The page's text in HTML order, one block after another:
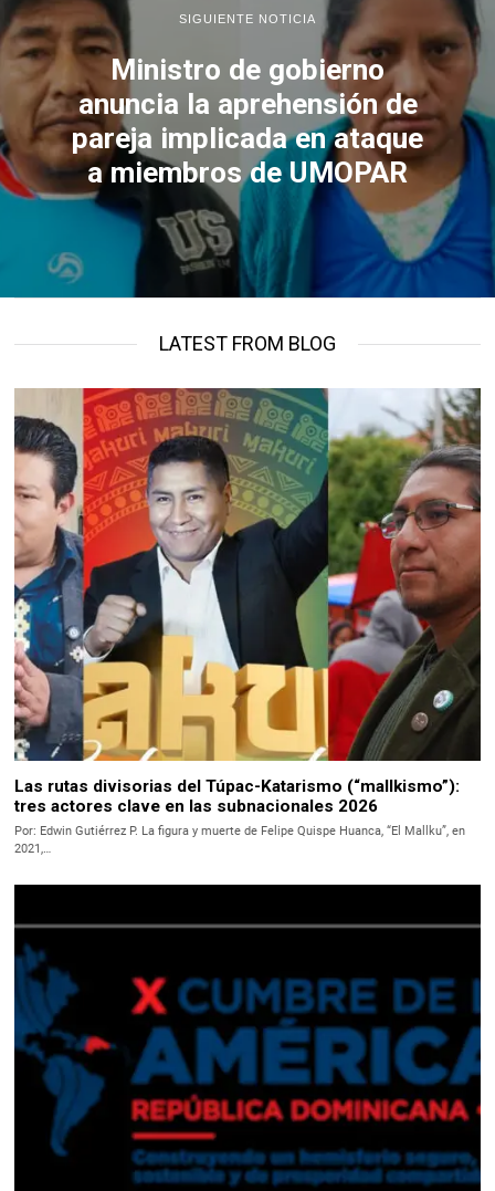
SIGUIENTE NOTICIA
Ministro de gobierno
anuncia la aprehensión de
pareja implicada en ataque
a miembros de UMOPAR
LATEST FROM BLOG
Las rutas divisorias del Túpac-Katarismo (“mallkismo”):
tres actores clave en las subnacionales 2026
Por: Edwin Gutiérrez P. La figura y muerte de Felipe Quispe Huanca, “El Mallku”, en
2021,…